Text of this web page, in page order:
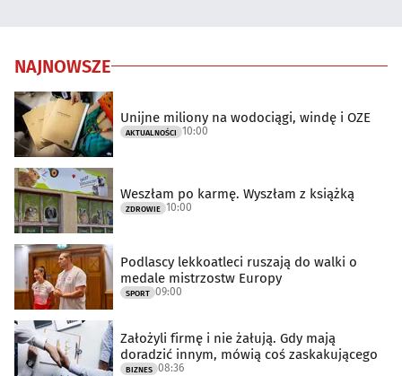
NAJNOWSZE
Unijne miliony na wodociągi, windę i OZE
AKTUALNOŚCI 10:00
Weszłam po karmę. Wyszłam z książką
ZDROWIE 10:00
Podlascy lekkoatleci ruszają do walki o
medale mistrzostw Europy
SPORT 09:00
Założyli firmę i nie żałują. Gdy mają
doradzić innym, mówią coś zaskakującego
BIZNES 08:36